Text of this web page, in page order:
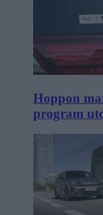
Hoppon
program